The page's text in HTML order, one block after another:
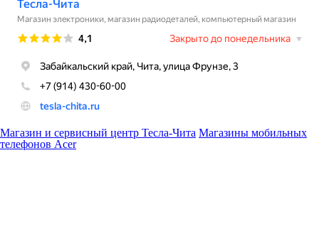
Магазин и сервисный центр Тесла-Чита Магазины мобильных
телефонов Acer